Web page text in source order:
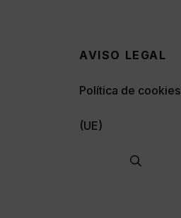
AVISO LEGAL
Política de cookies
(UE)